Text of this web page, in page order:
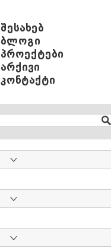
შესახებ
ბლოგი
პროექტები
არქივი
კონტაქტი